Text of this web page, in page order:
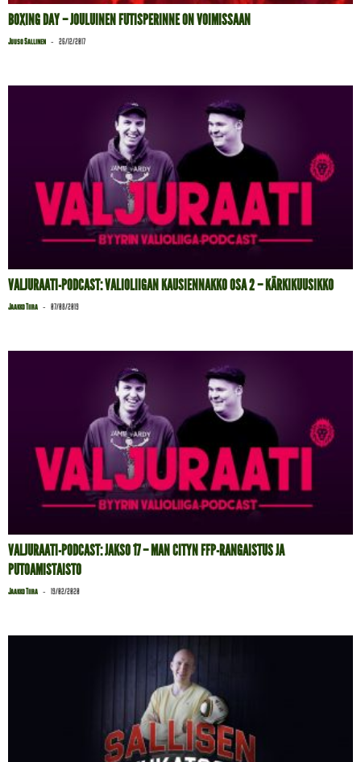
BOXING DAY – JOULUINEN FUTISPERINNE ON VOIMISSAAN
Juuso Sallinen - 26/12/2017
VALJURAATI-PODCAST: VALIOLIIGAN KAUSIENNAKKO OSA 2 – KÄRKIKUUSIKKO
Jaakko Tiira - 07/08/2019
VALJURAATI-PODCAST: JAKSO 17 – MAN CITYN FFP-RANGAISTUS JA
PUTOAMISTAISTO
Jaakko Tiira - 19/02/2020